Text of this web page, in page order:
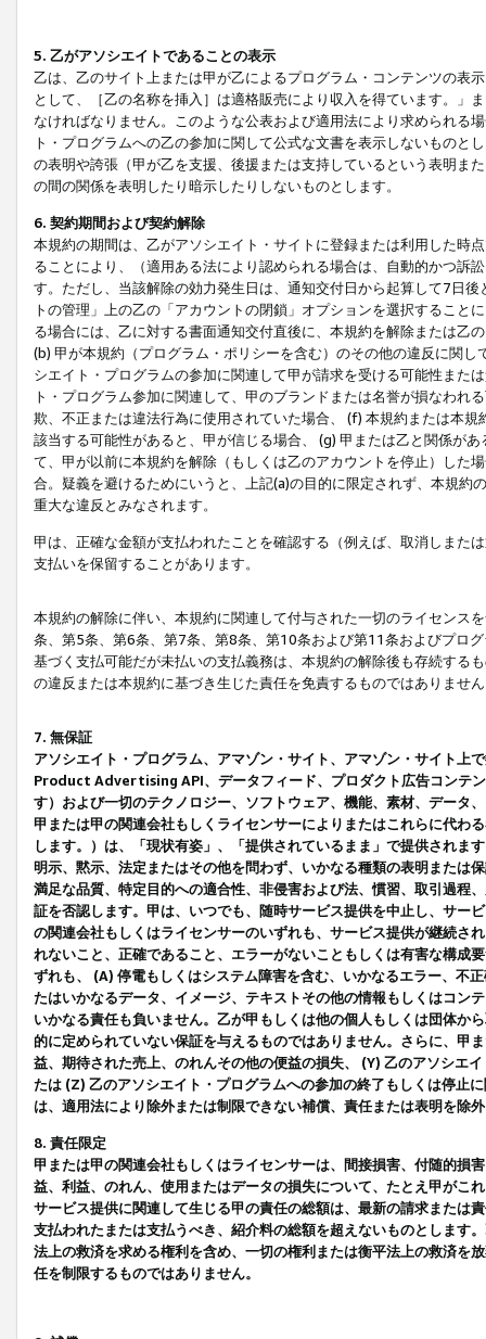
5. 乙がアソシエイトであることの表示
乙は、乙のサイト上または甲が乙によるプログラム・コンテンツの表
として、［乙の名称を挿入］は適格販売により収入を得ています。」
なければなりません。このような公表および適用法により求められる
ト・プログラムへの乙の参加に関して公式な文書を表示しないもの
の表明や誇張（甲が乙を支援、後援または支持しているという表明ま
の間の関係を表明したり暗示したりしないものとします。
6. 契約期間および契約解除
本規約の期間は、乙がアソシエイト・サイトに登録または利用した時
ることにより、（適用ある法により認められる場合は、自動的かつ訴
す。ただし、当該解除の効力発生日は、通知交付日から起算して7日
トの管理」上の乙の「アカウントの閉鎖」オプションを選択するこ
る場合には、乙に対する書面通知交付直後に、本規約を解除または乙
(b) 甲が本規約（プログラム・ポリシーを含む）のその他の違反に関
シエイト・プログラムの参加に関連して甲が請求を受ける可能性また
ト・プログラム参加に関連して、甲のブランドまたは名誉が損なわれ
欺、不正または違法行為に使用されていた場合、 (f) 本規約または本
該当する可能性があると、甲が信じる場合、 (g) 甲または乙と関係が
て、甲が以前に本規約を解除（もしくは乙のアカウントを停止）した
合。疑義を避けるためにいうと、上記(a)の目的に限定されず、本規
重大な違反とみなされます。
甲は、正確な金額が支払われたことを確認する（例えば、取消しまた
支払いを保留することがあります。
本規約の解除に伴い、本規約に関連して付与された一切のライセンス
条、第5条、第6条、第7条、第8条、第10条および第11条およびプロ
基づく支払可能だが未払いの支払義務は、本規約の解除後も存続する
の違反または本規約に基づき生じた責任を免責するものではありませ
7. 無保証
アソシエイト・プログラム、アマゾン・サイト、アマゾン・サイト上
Product Advertising API、データフィード、プロダクト広告コンテ
す）および一切のテクノロジー、ソフトウェア、機能、素材、データ
甲または甲の関連会社もしくライセンサーによりまたはこれらに代わ
します。）は、「現状有姿」、「提供されているまま」で提供されま
明示、黙示、法定またはその他を問わず、いかなる種類の表明または
満足な品質、特定目的への適合性、非侵害および法、慣習、取引過程
証を否認します。甲は、いつでも、随時サービス提供を中止し、サー
の関連会社もしくはライセンサーのいずれも、サービス提供が継続さ
れないこと、正確であること、エラーがないこともしくは有害な構成
ずれも、 (A) 停電もしくはシステム障害を含む、いかなるエラー、不
たはいかなるデータ、イメージ、テキストその他の情報もしくはコン
いかなる責任も負いません。乙が甲もしくは他の個人もしくは団体か
的に定められていない保証を与えるものではありません。さらに、甲
益、期待された売上、のれんその他の便益の損失、 (Y) 乙のアソシエ
たは (Z) 乙のアソシエイト・プログラムへの参加の終了もしくは停止
は、適用法により除外または制限できない補償、責任または表明を除
8. 責任限定
甲または甲の関連会社もしくはライセンサーは、間接損害、付随的損
益、利益、のれん、使用またはデータの損失について、たとえ甲がこ
サービス提供に関連して生じる甲の責任の総額は、最新の請求または
支払われたまたは支払うべき、紹介料の総額を超えないものとします
法上の救済を求める権利を含め、一切の権利または衡平法上の救済を
任を制限するものではありません。